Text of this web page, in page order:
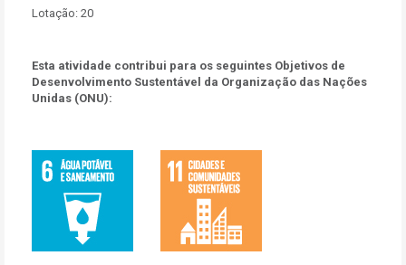
Lotação: 20
Esta atividade contribui para os seguintes Objetivos de
Desenvolvimento Sustentável da Organização das Nações
Unidas (ONU):